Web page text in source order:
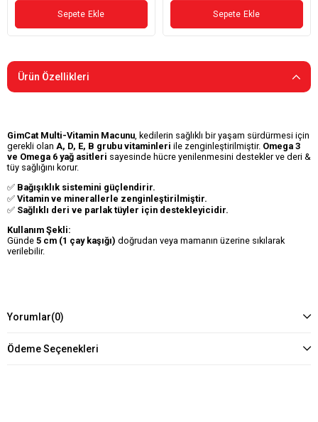
Sepete Ekle Sepete Ekle
Ürün Özellikleri
GimCat Multi-Vitamin Macunu , kedilerin sağlıklı bir yaşam sürdürmesi için
gerekli olan A, D, E, B grubu vitaminleri ile zenginleştirilmiştir. Omega 3
ve Omega 6 yağ asitleri sayesinde hücre yenilenmesini destekler ve deri &
tüy sağlığını korur.
✅ Bağışıklık sistemini güçlendirir.
✅ Vitamin ve minerallerle zenginleştirilmiştir.
✅ Sağlıklı deri ve parlak tüyler için destekleyicidir.
Kullanım Şekli:
Günde 5 cm (1 çay kaşığı) doğrudan veya mamanın üzerine sıkılarak
verilebilir.
Yorumlar(0)
Ödeme Seçenekleri